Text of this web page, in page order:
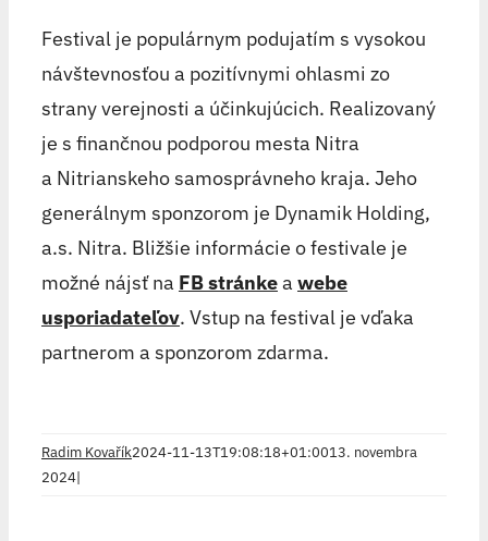
Festival je populárnym podujatím s vysokou
návštevnosťou a pozitívnymi ohlasmi zo
strany verejnosti a účinkujúcich. Realizovaný
je s finančnou podporou mesta Nitra
a Nitrianskeho samosprávneho kraja. Jeho
generálnym sponzorom je Dynamik Holding,
a.s. Nitra. Bližšie informácie o festivale je
možné nájsť na FB stránkea webe
usporiadateľov. Vstup na festival je vďaka
partnerom a sponzorom zdarma.
Radim Kovařík2024-11-13T19:08:18+01:0013. novembra
2024|